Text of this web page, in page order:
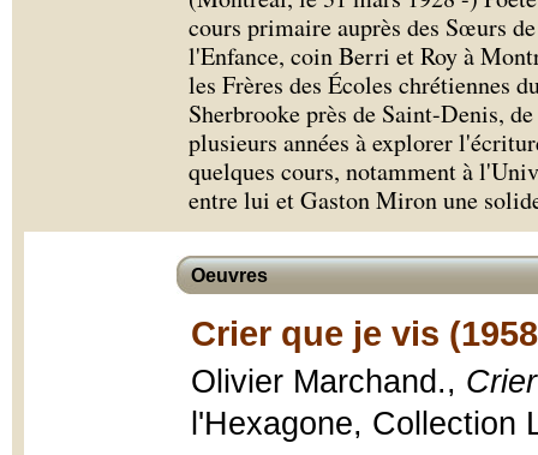
cours primaire auprès des Sœurs
l'Enfance, coin Berri et Roy à
les Frères des Écoles chrétiennes
Sherbrooke près de Saint-Denis,
plusieurs années à explorer
quelques cours, notamment à
entre lui et Gaston Miron une
Oeuvres
Crier que je vis
Olivier Marchand.,
l'Hexagone, Collection